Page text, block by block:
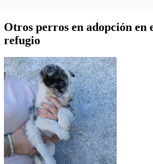
Otros perros en adopción en
refugio